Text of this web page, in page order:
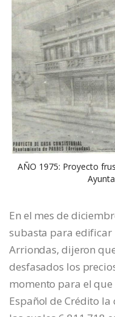
AÑO 1975: Proyecto
En el mes de
subasta para edificar
Arriondas, dijeron
desfasados los
momento para el
Español de Crédito